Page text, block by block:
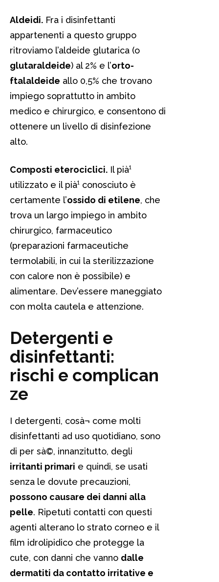
Aldeidi. Fra i disinfettanti
appartenenti a questo gruppo
ritroviamo l’aldeide glutarica (o
glutaraldeide) al 2% e l’orto-
ftalaldeide allo 0,5% che trovano
impiego soprattutto in ambito
medico e chirurgico, e consentono di
ottenere un livello di disinfezione
alto.
Composti eterociclici. Il pià¹
utilizzato e il pià¹ conosciuto è
certamente l’ossido di etilene, che
trova un largo impiego in ambito
chirurgico, farmaceutico
(preparazioni farmaceutiche
termolabili, in cui la sterilizzazione
con calore non è possibile) e
alimentare. Dev’essere maneggiato
con molta cautela e attenzione.
Detergenti e
disinfettanti:
rischi e complican
ze
I detergenti, cosà¬ come molti
disinfettanti ad uso quotidiano, sono
di per sà©, innanzitutto, degli
irritanti primari e quindi, se usati
senza le dovute precauzioni,
possono causare dei danni alla
pelle. Ripetuti contatti con questi
agenti alterano lo strato corneo e il
film idrolipidico che protegge la
cute, con danni che vanno dalle
dermatiti da contatto irritative e